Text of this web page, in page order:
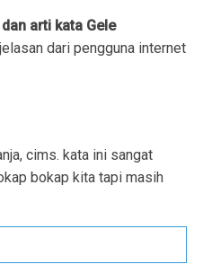
arti kata Gele
dari pengguna internet
cims. kata ini sangat
bokap kita tapi masih